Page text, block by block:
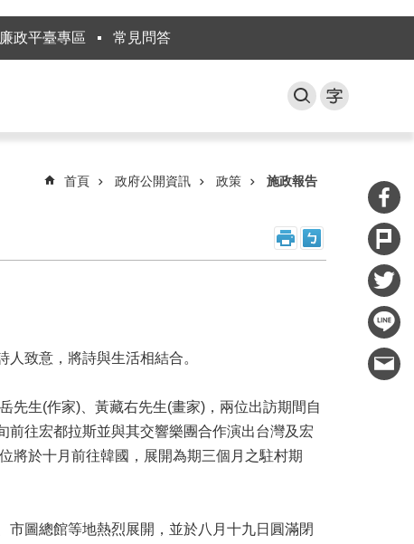
廉政平臺專區 常見問答
首頁 政府公開資訊 政策 施政報告
致意，將詩與生活相結合。
先生(作家)、黃藏右先生(畫家)，兩位出訪期間自
往宏都拉斯並與其交響樂團合作演出台灣及宏
將於十月前往韓國，展開為期三個月之駐村期
圖總館等地熱烈展開，並於八月十九日圓滿閉